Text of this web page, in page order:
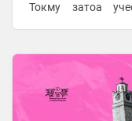
Токму затоа